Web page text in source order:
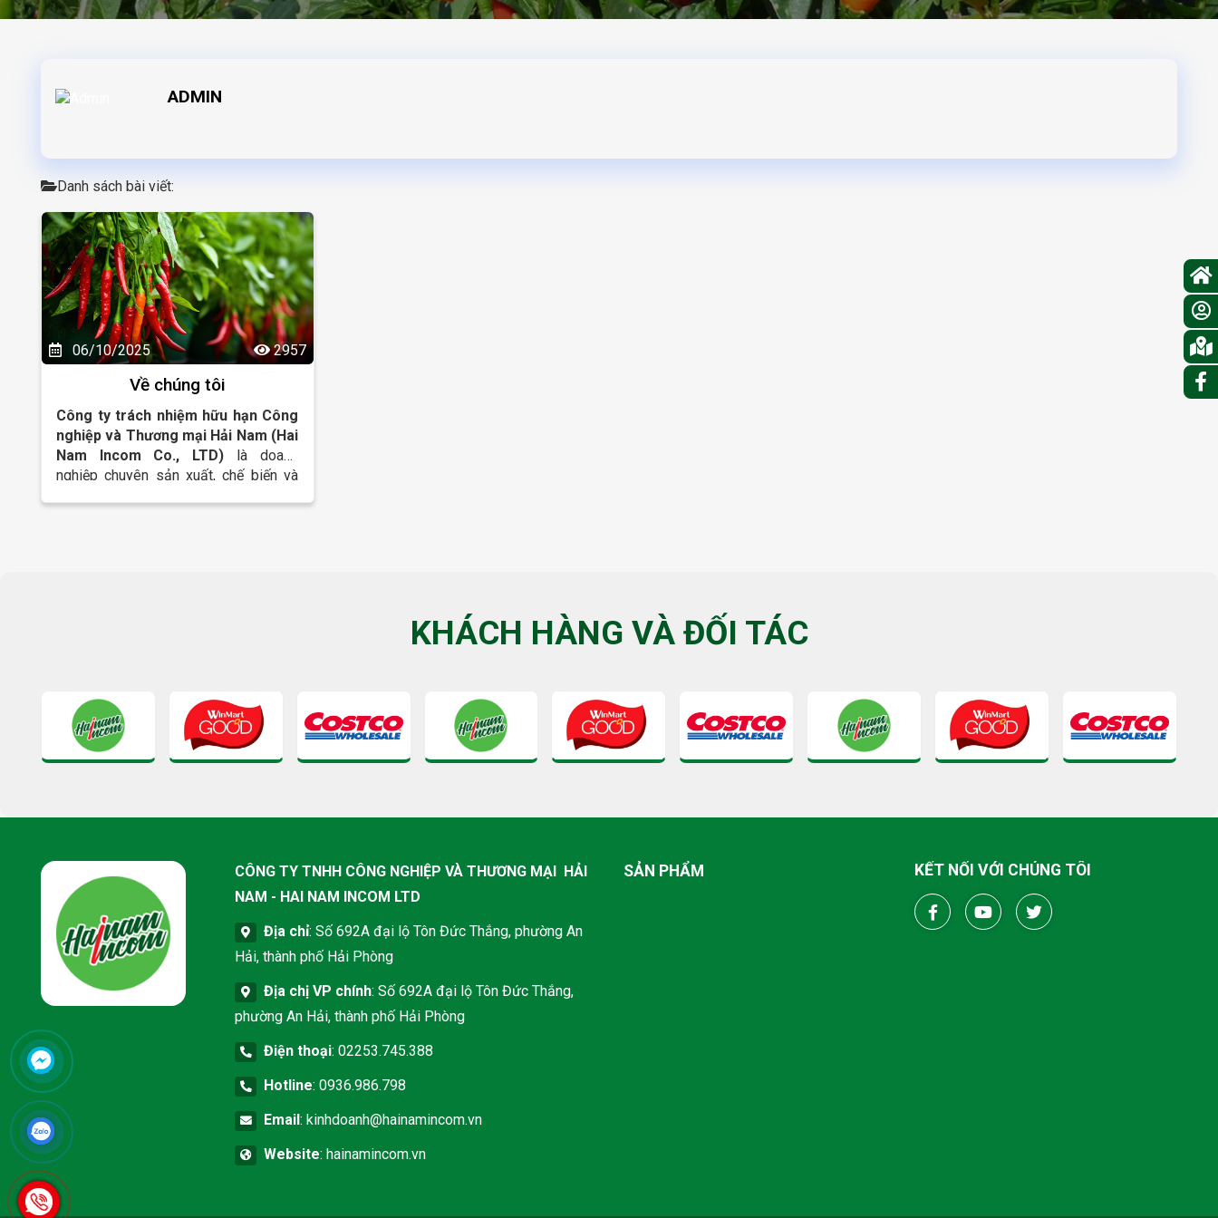
ADMIN
Danh sách bài viết:
06/10/2025 2957
Về chúng tôi
Công ty trách nhiệm hữu hạn Công
nghiệp và Thương mại Hải Nam (Hai
Nam Incom Co., LTD) là doanh
nghiệp chuyên sản xuất, chế biến và
chỉ quốc tế FSSC 22000, HALAL, kiểm
soát chất lượng nghiêm ngặt từ
nguyên liệu đầu vào đến thành phẩm,
nhằm đảm bảo an toàn thực phẩm,
xuất khẩu.
KHÁCH HÀNG VÀ ĐỐI TÁC
CÔNG TY TNHH CÔNG NGHIỆP VÀ THƯƠNG MẠI HẢI
NAM - HAI NAM INCOM LTD
Địa chỉ: Số 692A đại lộ Tôn Đức Thắng, phường An
Hải, thành phố Hải Phòng
Địa chị VP chính: Số 692A đại lộ Tôn Đức Thắng,
phường An Hải, thành phố Hải Phòng
Điện thoại:02253.745.388
Hotline:0936.986.798
Email: kinhdoanh@hainamincom.vn
Website: hainamincom.vn
SẢN PHẨM KẾT NỐI VỚI CHÚNG TÔI